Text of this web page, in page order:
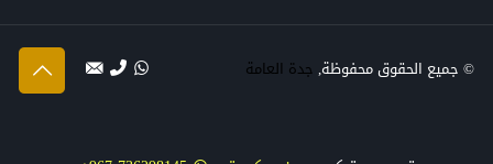
© جميع الحقوق محفوظة, جدة العامة